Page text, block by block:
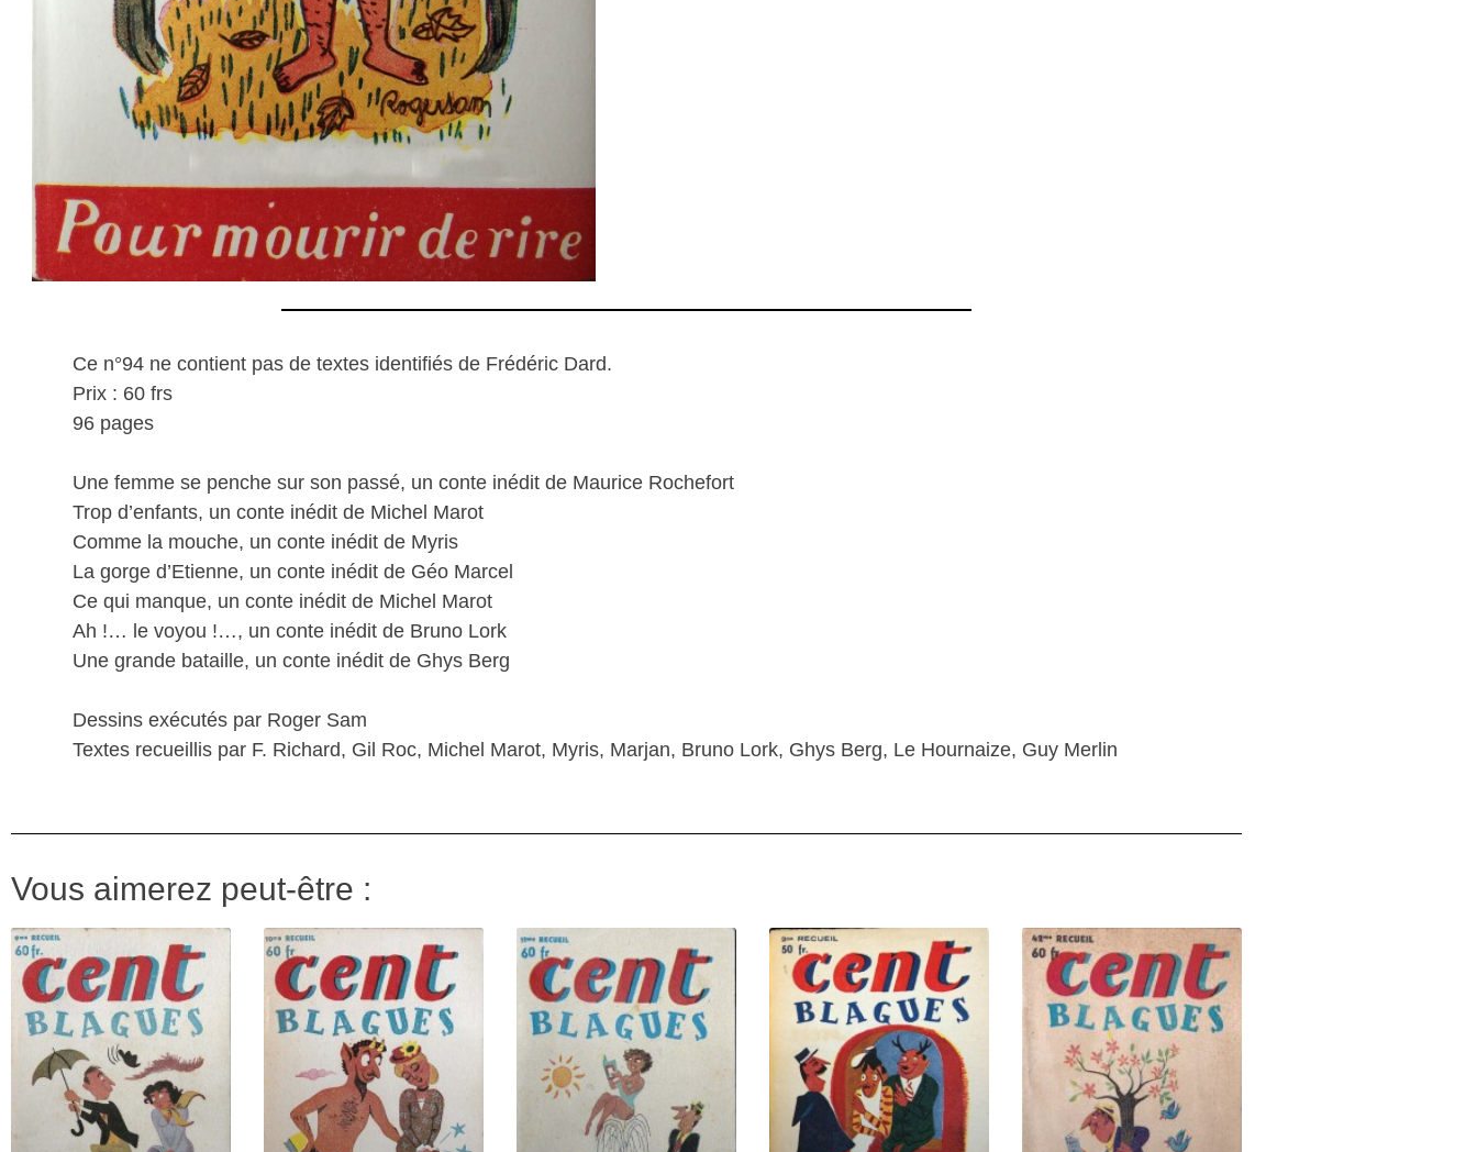
Ce n°94 ne contient pas de textes identifiés de Frédéric Dard.
Prix : 60 frs
96 pages
Une femme se penche sur son passé, un conte inédit de Maurice Rochefort
Trop d’enfants, un conte inédit de Michel Marot
Comme la mouche, un conte inédit de Myris
La gorge d’Etienne, un conte inédit de Géo Marcel
Ce qui manque, un conte inédit de Michel Marot
Ah !… le voyou !…, un conte inédit de Bruno Lork
Une grande bataille, un conte inédit de Ghys Berg
Dessins exécutés par Roger Sam
Textes recueillis par F. Richard, Gil Roc, Michel Marot, Myris, Marjan, Bruno Lork, Ghys Berg, Le Hournaize, Guy Merlin
Vous aimerez peut-être :